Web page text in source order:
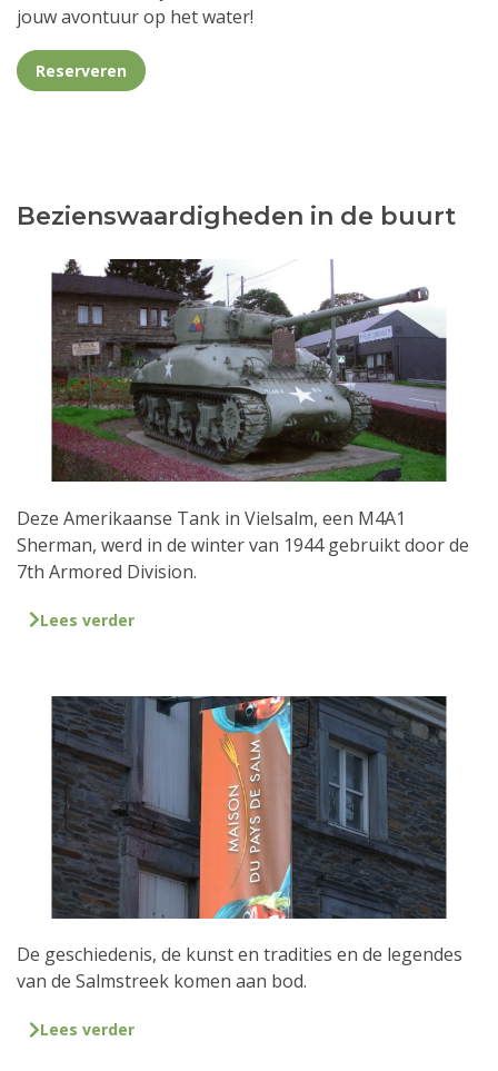
jouw avontuur op het water!
Reserveren
Bezienswaardigheden in de buurt
Deze Amerikaanse Tank in Vielsalm, een M4A1
Sherman, werd in de winter van 1944 gebruikt door de
7th Armored Division.
Lees verder
De geschiedenis, de kunst en tradities en de legendes
van de Salmstreek komen aan bod.
Lees verder